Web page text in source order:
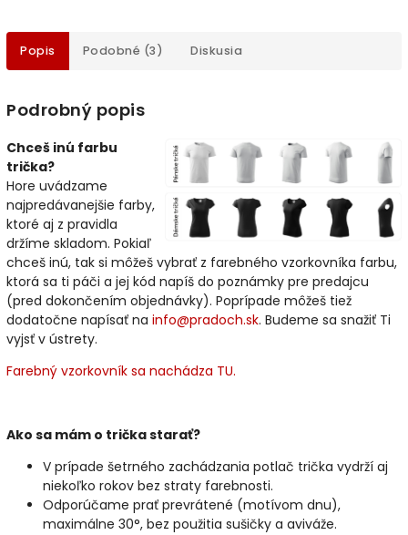
Popis Podobné (3) Diskusia
Podrobný popis
Chceš inú farbu
trička?
Hore uvádzame
najpredávanejšie farby,
ktoré aj z pravidla
držíme skladom. Pokiaľ
chceš inú, tak si môžeš vybrať z farebného vzorkovníka farbu,
ktorá sa ti páči a jej kód napíš do poznámky pre predajcu
(pred dokončením objednávky). Poprípade môžeš tiež
dodatočne napísať na info@pradoch.sk. Budeme sa snažiť Ti
vyjsť v ústrety.
Farebný vzorkovník sa nachádza TU.
Ako sa mám o trička starať?
V prípade šetrného zachádzania potlač trička vydrží aj
niekoľko rokov bez straty farebnosti.
Odporúčame prať prevrátené (motívom dnu),
maximálne 30°, bez použitia sušičky a aviváže.